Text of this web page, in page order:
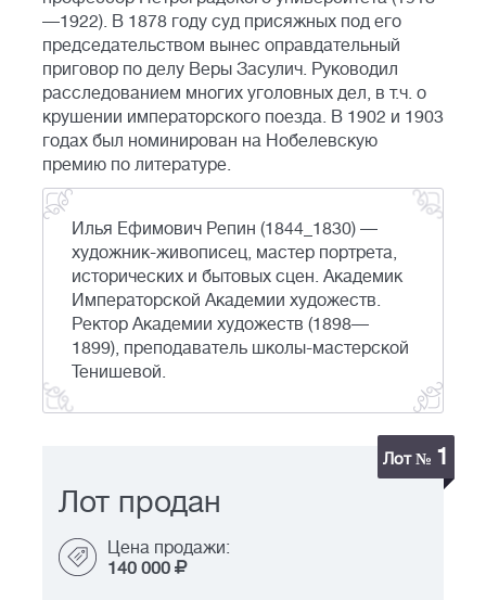
—1922). В 1878 году суд присяжных под его
председательством вынес оправдательный
приговор по делу Веры Засулич. Руководил
расследованием многих уголовных дел, в т.ч. о
крушении императорского поезда. В 1902 и 1903
годах был номинирован на Нобелевскую
премию по литературе.
Илья Ефимович Репин (1844_1830) —
художник-живописец, мастер портрета,
исторических и бытовых сцен. Академик
Императорской Академии художеств.
Ректор Академии художеств (1898—
1899), преподаватель школы-мастерской
Тенишевой.
Лот № 1
Лот продан
Цена продажи:
140 000